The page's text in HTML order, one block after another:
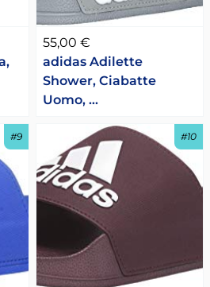
55,00 €
adidas Adilette
Shower, Ciabatte
Uomo, …
#9 #10